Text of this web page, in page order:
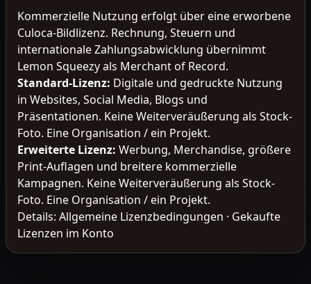
Kommerzielle Nutzung erfolgt über eine erworbene
Culoca-Bildlizenz. Rechnung, Steuern und
internationale Zahlungsabwicklung übernimmt
Lemon Squeezy als Merchant of Record.
Standard-Lizenz: Digitale und gedruckte Nutzung
in Websites, Social Media, Blogs und
Präsentationen. Keine Weiterveräußerung als Stock-
Foto. Eine Organisation / ein Projekt.
Erweiterte Lizenz: Werbung, Merchandise, größere
Print-Auflagen und breitere kommerzielle
Kampagnen. Keine Weiterveräußerung als Stock-
Foto. Eine Organisation / ein Projekt.
Details: Allgemeine Lizenzbedingungen · Gekaufte
Lizenzen im Konto